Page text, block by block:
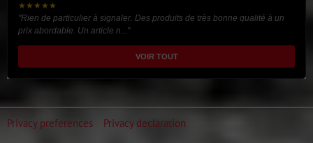
★★★★★
"Rien de particulier à signaler. Des produits de très bonne qualité à un
prix abordable. Un article n..."
VOIR TOUT
Privacy preferences Privacy declaration